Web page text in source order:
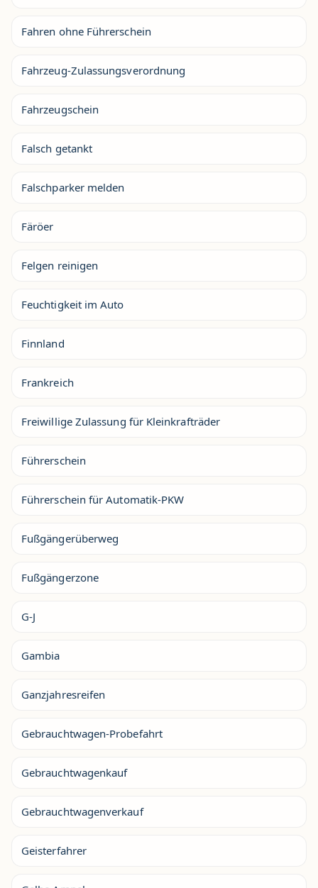
Fahren ohne Führerschein
Fahrzeug-Zulassungsverordnung
Fahrzeugschein
Falsch getankt
Falschparker melden
Färöer
Felgen reinigen
Feuchtigkeit im Auto
Finnland
Frankreich
Freiwillige Zulassung für Kleinkrafträder
Führerschein
Führerschein für Automatik-PKW
Fußgängerüberweg
Fußgängerzone
G-J
Gambia
Ganzjahresreifen
Gebrauchtwagen-Probefahrt
Gebrauchtwagenkauf
Gebrauchtwagenverkauf
Geisterfahrer